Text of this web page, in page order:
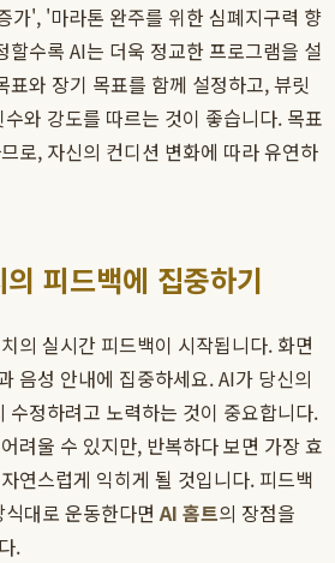
', '마라톤 완주를 위한 심폐지구력 향
할수록 AI는 더욱 정교한 프로그램을 설
표와 장기 목표를 함께 설정하고, 뷰릿
와 강도를 따르는 것이 좋습니다. 목표
로, 자신의 컨디션 변화에 따라 유연하
피드백에 집중하기
의 실시간 피드백이 시작됩니다. 화면
음성 안내에 집중하세요. AI가 당신의
수정하려고 노력하는 것이 중요합니다.
려울 수 있지만, 반복하다 보면 가장 효
연스럽게 익히게 될 것입니다. 피드백
식대로 운동한다면AI 홈트의 장점을
.